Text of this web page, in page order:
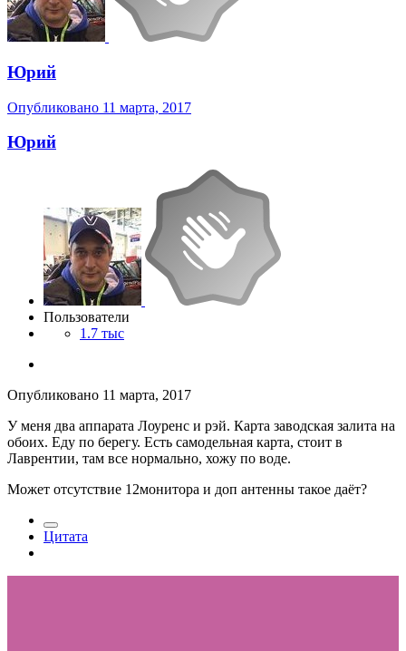
Юрий
Опубликовано 11 марта, 2017
Юрий
Пользователи
1.7 тыс
Опубликовано 11 марта, 2017
У меня два аппарата Лоуренс и рэй. Карта заводская залита на
обоих. Еду по берегу. Есть самодельная карта, стоит в
Лаврентии, там все нормально, хожу по воде.
Может отсутствие 12монитора и доп антенны такое даёт?
Цитата